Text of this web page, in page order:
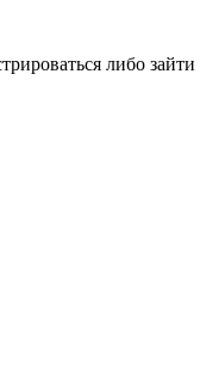
либо